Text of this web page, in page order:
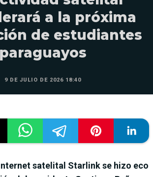
a la próxima
de estudiantes
paraguayos
9 DE JULIO DE 2026 18:40
satelital Starlink se hizo eco